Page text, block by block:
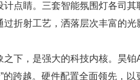
计点睛。三套智能氛围灯各司
过折射工艺，洒落层次丰富的光
之下，是强大的科技内核。昊
”的跨越。硬件配置全面领先，